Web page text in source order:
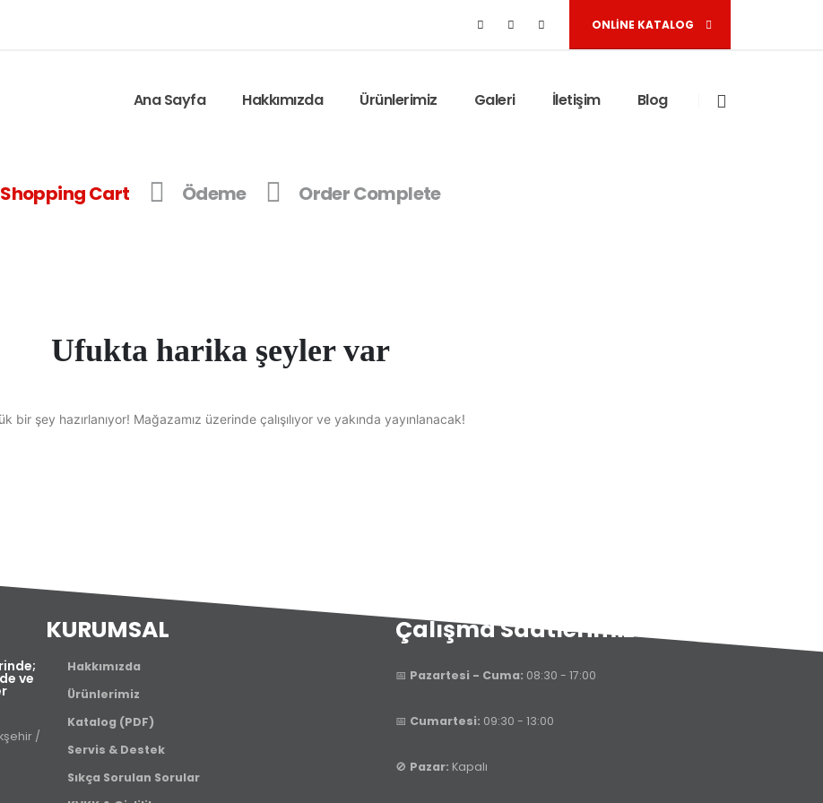
ONLINE KATALOG
Ana Sayfa Hakkımızda Ürünlerimiz Galeri İletişim Blog
Shopping Cart Ödeme Order Complete
Ufukta harika şeyler var
bir şey hazırlanıyor! Mağazamız üzerinde çalışılıyor ve yakında yayınlanacak!
ve
/
KURUMSAL
Hakkımızda
Ürünlerimiz
Katalog (PDF)
Servis & Destek
Sıkça Sorulan Sorular
Çalışma Saatlerimiz
📅 Pazartesi - Cuma: 08:30 - 17:00
📅 Cumartesi: 09:30 - 13:00
🚫 Pazar: Kapalı